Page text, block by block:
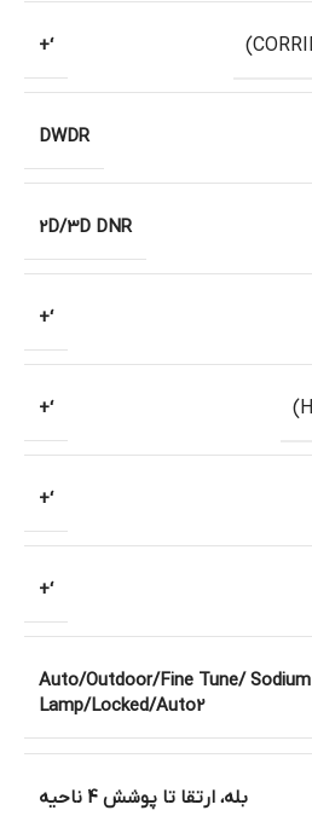
‘+
DWDR
2D/3D DNR
‘+
‘+
‘+
‘+
Auto/Outdoor/Fine Tune/ Sodium
Lamp/Locked/Auto2
بله، ارتقا تا پوشش 4 ناحیه